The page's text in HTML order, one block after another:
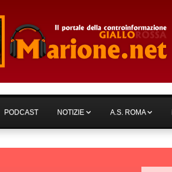
PODCAST NOTIZIE A.S. ROMA